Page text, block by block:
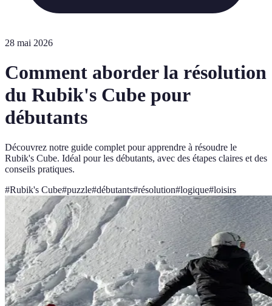
28 mai 2026
Comment aborder la résolution
du Rubik's Cube pour
débutants
Découvrez notre guide complet pour apprendre à résoudre le
Rubik's Cube. Idéal pour les débutants, avec des étapes claires et des
conseils pratiques.
#Rubik's Cube#puzzle#débutants#résolution#logique#loisirs